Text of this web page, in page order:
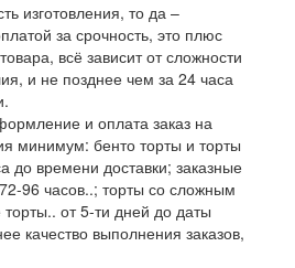
изготовления, то да –
за срочность, это плюс
всё зависит от сложности
и не позднее чем за 24 часа
и оплата заказ на
минимум: бенто торты и торты
до времени доставки; заказные
96 часов..; торты со сложным
от 5-ти дней до даты
качество выполнения заказов,